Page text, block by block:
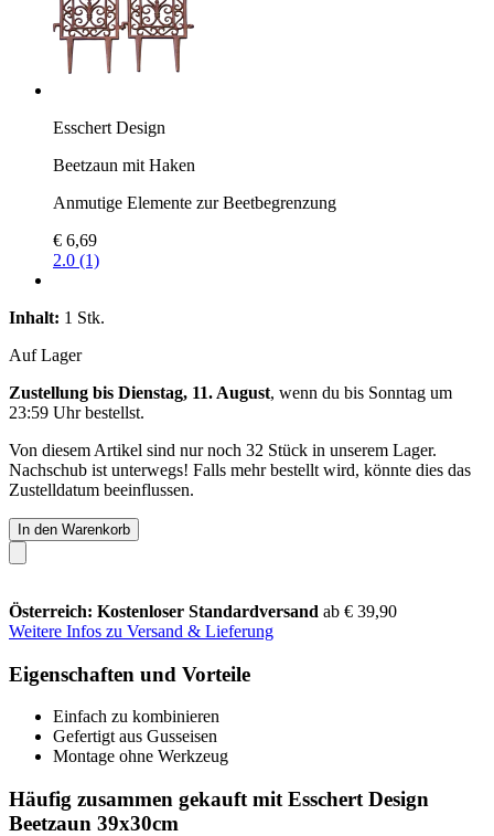
Esschert Design
Beetzaun mit Haken
Anmutige Elemente zur Beetbegrenzung
€ 6,69
2.0 (1)
Inhalt: 1 Stk.
Auf Lager
Zustellung bis Dienstag, 11. August, wenn du bis Sonntag um
23:59 Uhrbestellst.
Von diesem Artikel sind nur noch 32 Stück in unserem Lager.
Nachschub ist unterwegs! Falls mehr bestellt wird, könnte dies das
Zustelldatum beeinflussen.
In den Warenkorb
Österreich: Kostenloser Standardversand ab € 39,90
Weitere Infos zu Versand & Lieferung
Eigenschaften und Vorteile
Einfach zu kombinieren
Gefertigt aus Gusseisen
Montage ohne Werkzeug
Häufig zusammen gekauft mit Esschert Design
Beetzaun 39x30cm